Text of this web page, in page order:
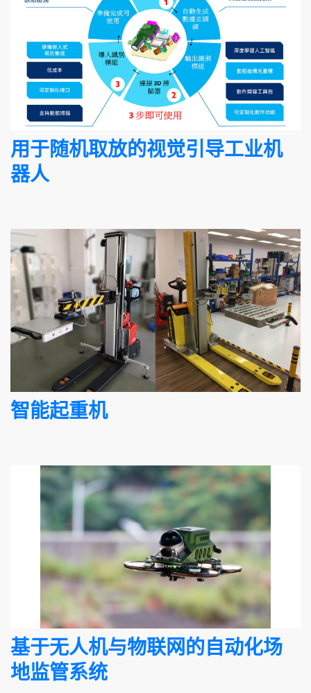
用于随机取放的视觉引导工业机
器人
智能起重机
基于无人机与物联网的自动化场
地监管系统